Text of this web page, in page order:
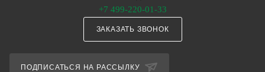
+7 499-220-01-33
ЗАКАЗАТЬ ЗВОНОК
ПОДПИСАТЬСЯ НА РАССЫЛКУ